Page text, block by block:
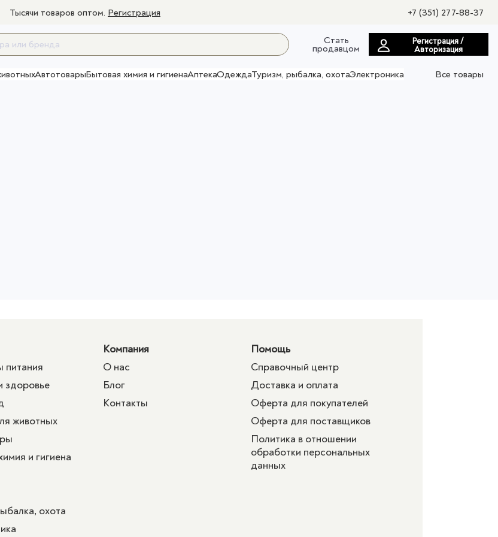
Тысячи товаров оптом. Регистрация +7 (351) 277-88-37
Стать
продавцом
Регистрация /
Авторизация
АвтотоварыБытовая химия и гигиенаАптекаОдеждаТуризм, рыбалка, охотаЭлектроника
Все товары
питания
здоровье
животных
и гигиена
охота
Компания
О нас
Блог
Контакты
Помощь
Справочный центр
Доставка и оплата
Оферта для покупателей
Оферта для поставщиков
Политика в отношении
обработки персональных
данных